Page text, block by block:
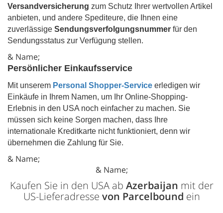
Versandversicherung zum Schutz Ihrer wertvollen Artikel
anbieten, und andere Spediteure, die Ihnen eine
zuverlässige Sendungsverfolgungsnummer für den
Sendungsstatus zur Verfügung stellen.
& Name;
Persönlicher Einkaufsservice
Mit unserem Personal Shopper-Service erledigen wir
Einkäufe in Ihrem Namen, um Ihr Online-Shopping-
Erlebnis in den USA noch einfacher zu machen. Sie
müssen sich keine Sorgen machen, dass Ihre
internationale Kreditkarte nicht funktioniert, denn wir
übernehmen die Zahlung für Sie.
& Name;
& Name;
Kaufen Sie in den USA ab Azerbaijan mit der
US-Lieferadresse von Parcelbound ein